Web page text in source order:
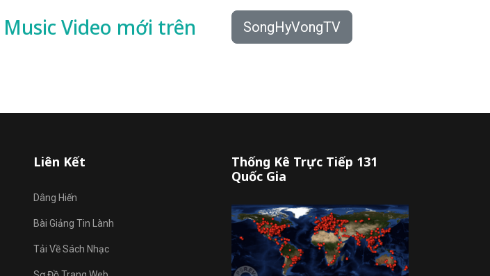
Music Video mới trên SongHyVongTV
Liên Kết
Dâng Hiến
Bài Giảng Tin Lành
Tải Về Sách Nhạc
Thống Kê Trực Tiếp 131
Quốc Gia